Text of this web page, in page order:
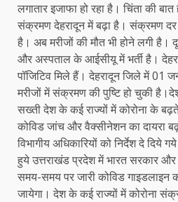
लगातार इजाफा हो रहा है। चिंता की
संक्रमण देहरादून में बढ़ा है। संक्रमण
है। अब मरीजों की मौत भी होने लगी है।
और अस्पताल के आईसीयू में भर्ती है।
पॉजिटिव मिले हैं। देहरादून जिले में
मरीजों में संक्रमण की पुष्टि हो चुकी
सख्ती देश के कई राज्यों में कोरोना के
कोविड जांच और वैक्सीनेशन का दायरा
विभागीय अधिकारियों को निर्देश दे दिये
हुये उत्तराखंड प्रदेश में भारत सरकार
समय-समय पर जारी कोविड गाइडलाइन
जायेगा। देश के कई राज्यों में कोरोना